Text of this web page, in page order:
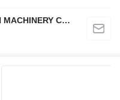
SHANGHAI TAILE CONSTRUCTION MACHINERY CO.,LID